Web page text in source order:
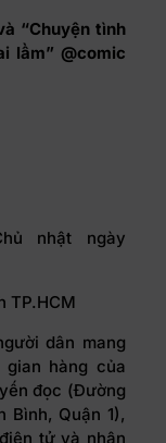
“Chuyện tình
lầm” @comic
nhật ngày
TP.HCM
dân mang
hàng của
đọc (Đường
Bình, Quận 1),
tử và nhận